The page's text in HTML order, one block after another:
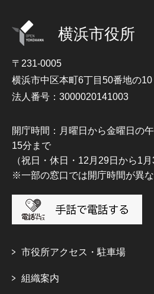
横浜市役所
〒231-0005
横浜市中区本町6丁目50番地の10
法人番号：3000020141003
開庁時間：月曜日から金曜日の
15分まで
（祝日・休日・12月29日から1月
※一部の窓口では開庁時間が異
市役所アクセス・駐車場
組織案内